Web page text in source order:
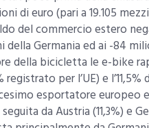
di euro (pari a 19.105
del commercio estero
Germania ed ai -84
della bicicletta le e-bike
per l’UE) e
esportatore europeo
da Austria (11,3%) e